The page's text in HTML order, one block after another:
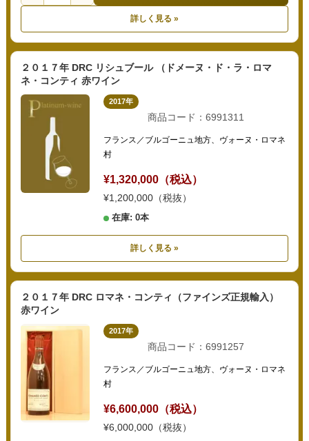
詳しく見る »
２０１７年 DRC リシュブール （ドメーヌ・ド・ラ・ロマ
ネ・コンティ 赤ワイン
2017年
商品コード：6991311
フランス／ブルゴーニュ地方、ヴォーヌ・ロマネ
村
¥1,320,000（税込）
¥1,200,000（税抜）
在庫: 0本
詳しく見る »
２０１７年 DRC ロマネ・コンティ（ファインズ正規輸入）
赤ワイン
2017年
商品コード：6991257
フランス／ブルゴーニュ地方、ヴォーヌ・ロマネ
村
¥6,600,000（税込）
¥6,000,000（税抜）